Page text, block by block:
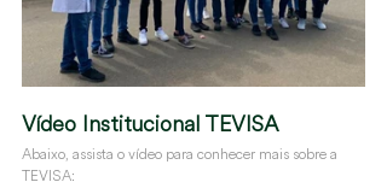
Vídeo Institucional TEVISA
Abaixo, assista o vídeo para conhecer mais sobre a
TEVISA: